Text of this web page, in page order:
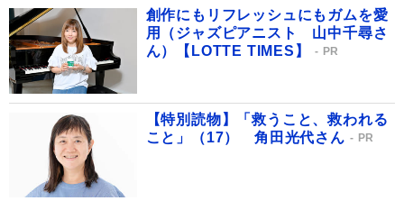
創作にもリフレッシュにもガムを愛
用（ジャズピアニスト 山中千尋さ
ん）【LOTTE TIMES】
PR
【特別読物】「救うこと、救われる
こと」（17） 角田光代さん
PR